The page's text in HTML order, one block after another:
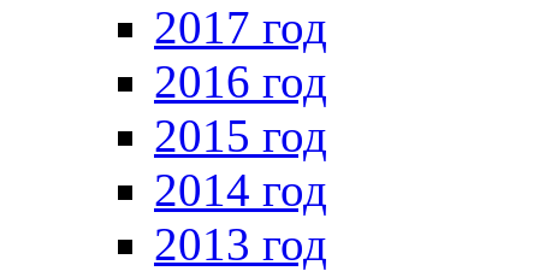
2017 год
2016 год
2015 год
2014 год
2013 год